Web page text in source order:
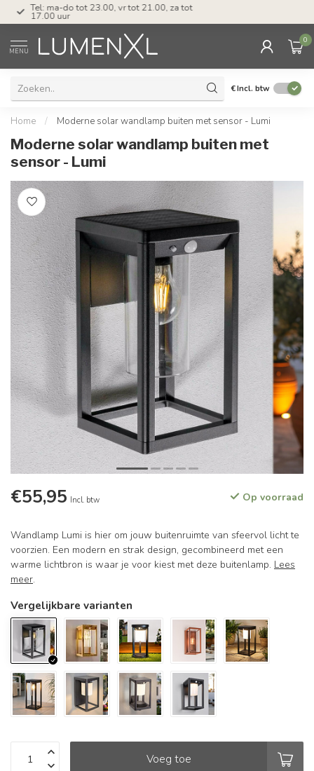
Tel: ma-do tot 23.00, vr tot 21.00, za tot
17.00 uur
MENU
0
€Incl. btw
Home / Moderne solar wandlamp buiten met sensor - Lumi
Moderne solar wandlamp buiten met
sensor - Lumi
€55,95 Incl. btw Op voorraad
Wandlamp Lumi is hier om jouw buitenruimte van sfeervol licht te
voorzien. Een modern en strak design, gecombineerd met een
warme lichtbron is waar je voor kiest met deze buitenlamp. Lees
meer.
Vergelijkbare varianten
Voeg toe